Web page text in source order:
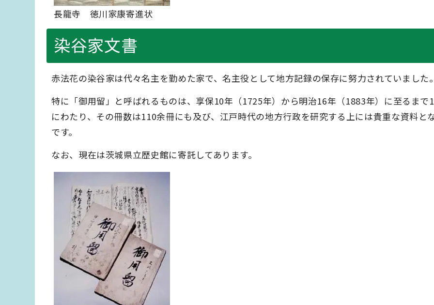
長龍寺 徳川家康寄進状
染谷家文書
赤法花の染谷家は代々名主を勤めた家で、名主役として地方記録の保存に努力されていました
特に「御用留」と呼ばれるものは、享保10年（1725年）から明治16年（1883年）に至るまで
にわたり、その冊数は110余冊にも及び、江戸時代の地方行政を研究する上には貴重な資料と
です。
なお、現在は茨城県立歴史館に寄託してあります。